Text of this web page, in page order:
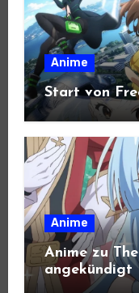
Anime
Start von
Anime
Anime zu
angekündigt